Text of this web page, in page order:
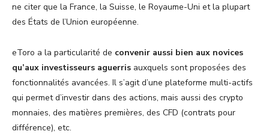
ne citer que la France, la Suisse, le Royaume-Uni et la plupart
des États de l’Union européenne.
eToro a la particularité de convenir aussi bien aux novices
qu’aux investisseurs aguerris auxquels sont proposées des
fonctionnalités avancées. Il s’agit d’une plateforme multi-actifs
qui permet d’investir dans des actions, mais aussi des crypto
monnaies, des matières premières, des CFD (contrats pour
différence), etc.